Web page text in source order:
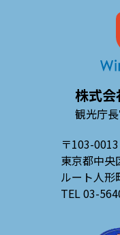
株式
観光庁
〒103-0013
東京都中央
ルート人形
TEL 03-